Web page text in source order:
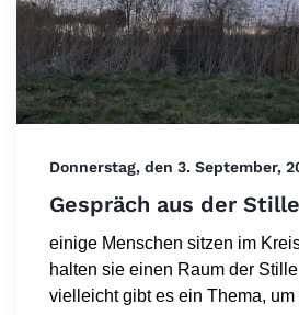
Donnerstag, den 3. September,
Gespräch aus der Stille
einige Menschen sitzen im
halten sie einen Raum der Stille
vielleicht gibt es ein Thema,